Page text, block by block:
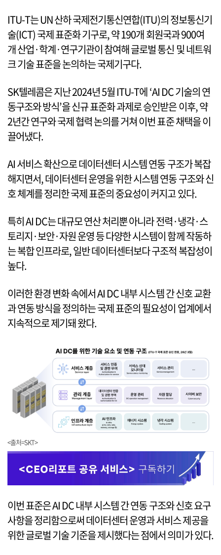
ITU-T는 UN 산하 국제전기통신연합(ITU)의 정보통신기
술(ICT) 국제 표준화 기구로, 약 190개 회원국과 900여
개 산업·학계·연구기관이 참여해 글로벌 통신 및 네트워
크 기술 표준을 논의하는 국제기구다.
SK텔레콤은 지난 2024년 5월 ITU-T에 ‘AI DC 기술의 연
동구조와 방식’을 신규 표준화 과제로 승인받은 이후, 약
2년간 연구와 국제 협력 논의를 거쳐 이번 표준 채택을 이
끌어냈다.
AI 서비스 확산으로 데이터센터 시스템 연동 구조가 복잡
해지면서, 데이터센터 운영을 위한 시스템 연동 구조와 신
호 체계를 정리한 국제 표준의 중요성이 커지고 있다.
특히 AI DC는 대규모 연산 처리뿐 아니라 전력·냉각·스
토리지·보안·자원 운영 등 다양한 시스템이 함께 작동하
는 복합 인프라로, 일반 데이터센터보다 구조적 복잡성이
높다.
이러한 환경 변화 속에서 AI DC 내부 시스템 간 신호 교환
과 연동 방식을 정의하는 국제 표준의 필요성이 업계에서
지속적으로 제기돼 왔다.
<출처=SKT>
이번 표준은 AI DC 내부 시스템 간 연동 구조와 신호 요구
사항을 정리함으로써 데이터센터 운영과 서비스 제공을
위한 글로벌 기술 기준을 제시했다는 점에서 의미가 있다.